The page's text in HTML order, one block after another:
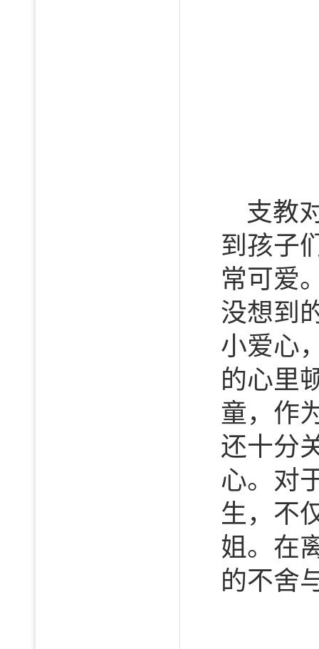
支教
到孩子
常可爱
没想到
小爱心
的心里
童，作
还十分
心。对
生，不
姐。在
的不舍